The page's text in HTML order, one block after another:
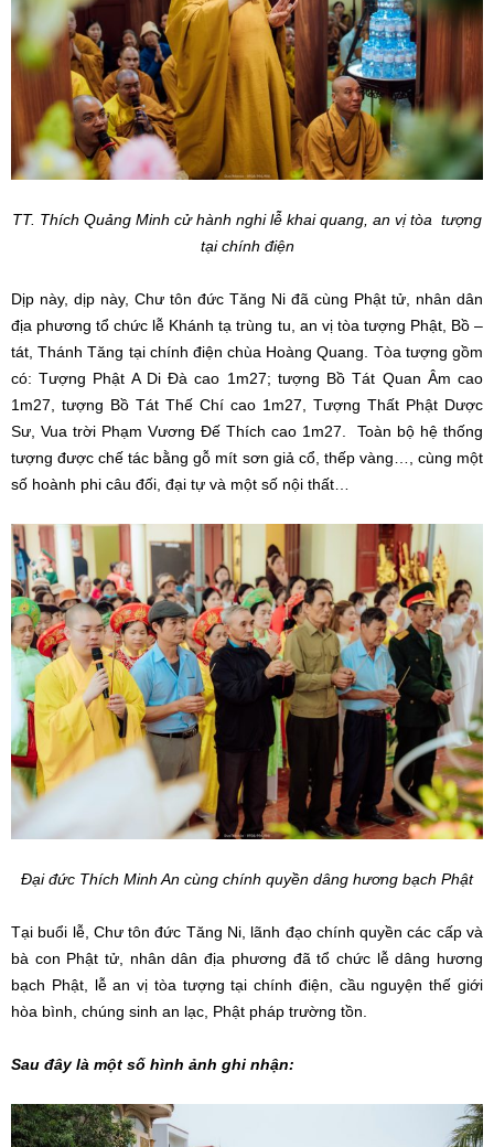
TT. Thích Quảng Minh cử hành nghi lễ khai quang, an vị tòa tượng
tại chính điện
Dịp này, dịp này, Chư tôn đức Tăng Ni đã cùng Phật tử, nhân dân
địa phương tổ chức lễ Khánh tạ trùng tu, an vị tòa tượng Phật, Bồ –
tát, Thánh Tăng tại chính điện chùa Hoàng Quang. Tòa tượng gồm
có: Tượng Phật A Di Đà cao 1m27; tượng Bồ Tát Quan Âm cao
1m27, tượng Bồ Tát Thế Chí cao 1m27, Tượng Thất Phật Dược
Sư, Vua trời Phạm Vương Đế Thích cao 1m27. Toàn bộ hệ thống
tượng được chế tác bằng gỗ mít sơn giả cổ, thếp vàng…, cùng một
số hoành phi câu đối, đại tự và một số nội thất…
Đại đức Thích Minh An cùng chính quyền dâng hương bạch Phật
Tại buổi lễ, Chư tôn đức Tăng Ni, lãnh đạo chính quyền các cấp và
bà con Phật tử, nhân dân địa phương đã tổ chức lễ dâng hương
bạch Phật, lễ an vị tòa tượng tại chính điện, cầu nguyện thế giới
hòa bình, chúng sinh an lạc, Phật pháp trường tồn.
Sau đây là một số hình ảnh ghi nhận: